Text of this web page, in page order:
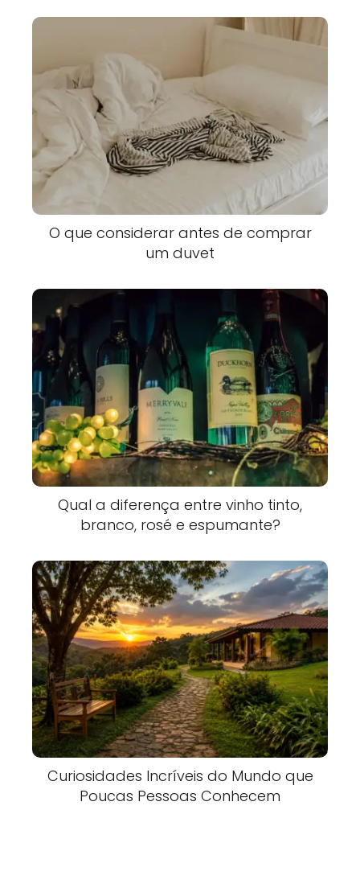
O que considerar antes de comprar
um duvet
Qual a diferença entre vinho tinto,
branco, rosé e espumante?
Curiosidades Incríveis do Mundo que
Poucas Pessoas Conhecem